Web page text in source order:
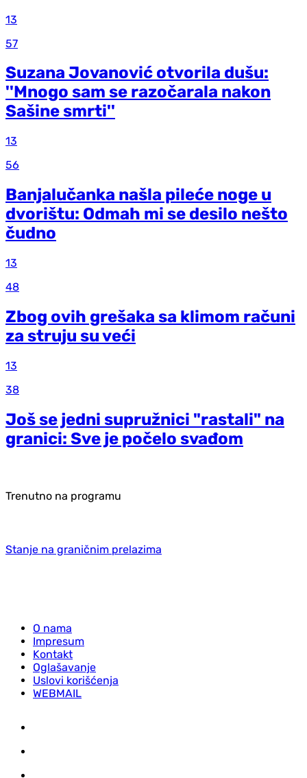
13
57
Suzana Jovanović otvorila dušu:
''Mnogo sam se razočarala nakon
Sašine smrti''
13
56
Banjalučanka našla pileće noge u
dvorištu: Odmah mi se desilo nešto
čudno
13
48
Zbog ovih grešaka sa klimom računi
za struju su veći
13
38
Još se jedni supružnici "rastali" na
granici: Sve je počelo svađom
Trenutno na programu
Stanje na graničnim prelazima
O nama
Impresum
Kontakt
Oglašavanje
Uslovi korišćenja
WEBMAIL